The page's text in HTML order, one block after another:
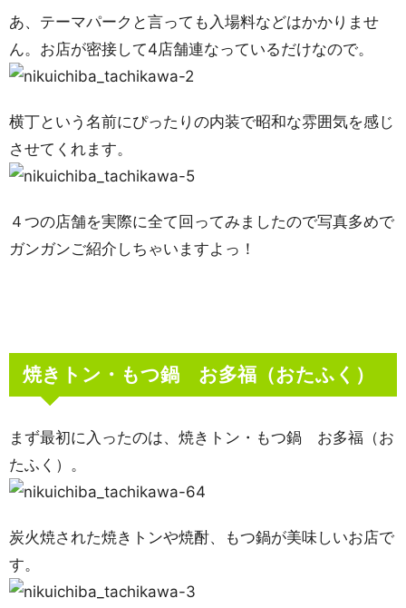
あ、テーマパークと言っても入場料などはかかりませ
ん。お店が密接して4店舗連なっているだけなので。
横丁という名前にぴったりの内装で昭和な雰囲気を感じ
させてくれます。
４つの店舗を実際に全て回ってみましたので写真多めで
ガンガンご紹介しちゃいますよっ！
焼きトン・もつ鍋 お多福（おたふく）
まず最初に入ったのは、焼きトン・もつ鍋 お多福（お
たふく）。
炭火焼された焼きトンや焼酎、もつ鍋が美味しいお店で
す。